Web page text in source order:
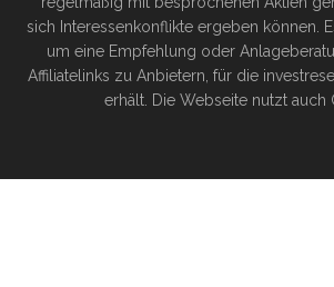
sich Interessenkonflikte ergeben können.
um eine Empfehlung oder
Affiliatelinks zu Anbietern, für die
erhält. Die Webseite nutzt auch